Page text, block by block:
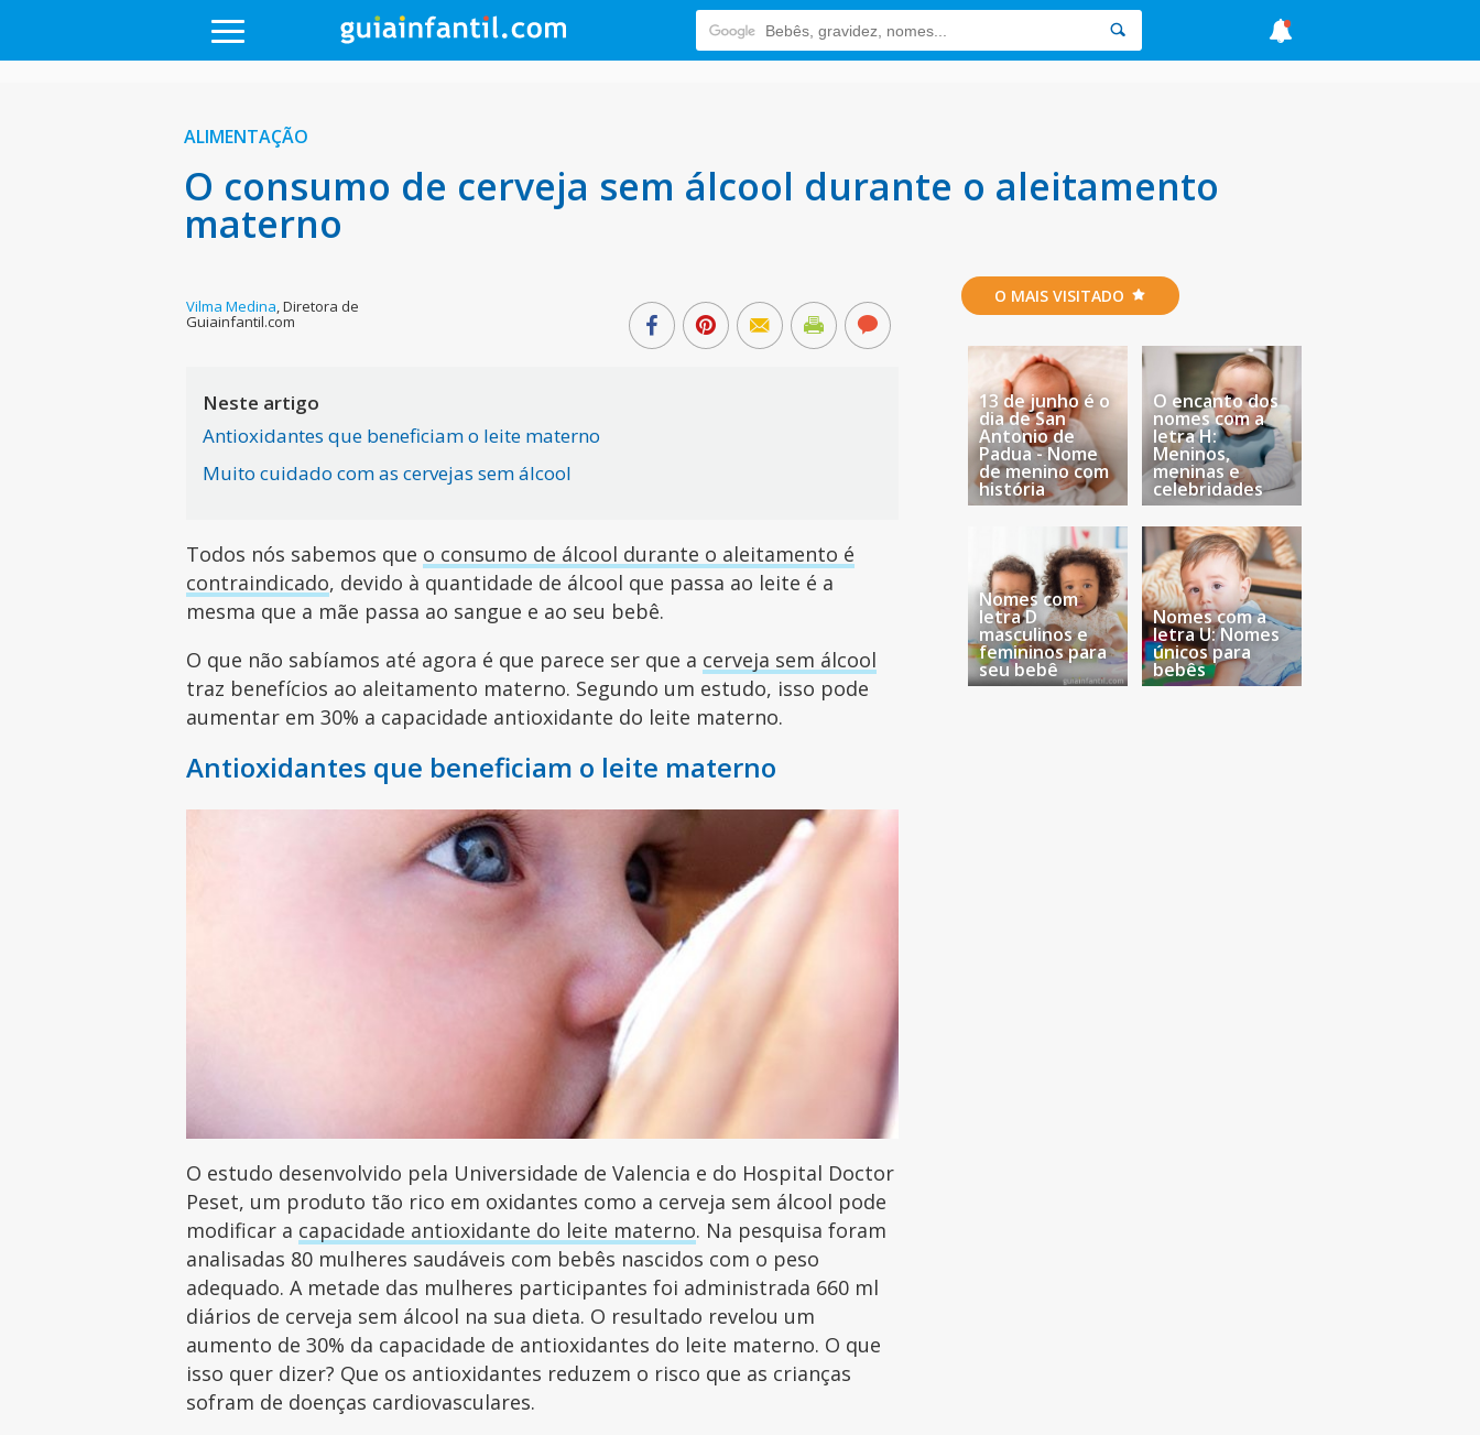
ALIMENTAÇÃO
O consumo de cerveja sem álcool durante o aleitamento
materno
Vilma Medina,Diretora de
Guiainfantil.com
Neste artigo
Antioxidantes que beneficiam o leite materno
Muito cuidado com as cervejas sem álcool
Todos nós sabemos que o consumo de álcool durante o aleitamento é
contraindicado, devido à quantidade de álcool que passa ao leite é a
mesma que a mãe passa ao sangue e ao seu bebê.
O que não sabíamos até agora é que parece ser que a cerveja sem álcool
traz benefícios ao aleitamento materno. Segundo um estudo, isso pode
aumentar em 30% a capacidade antioxidante do leite materno.
Antioxidantes que beneficiam o leite materno
O estudo desenvolvido pela Universidade de Valencia e do Hospital Doctor
Peset, um produto tão rico em oxidantes como a cerveja sem álcool pode
modificar a capacidade antioxidante do leite materno. Na pesquisa foram
analisadas 80 mulheres saudáveis com bebês nascidos com o peso
adequado. A metade das mulheres participantes foi administrada 660 ml
diários de cerveja sem álcool na sua dieta. O resultado revelou um
aumento de 30% da capacidade de antioxidantes do leite materno. O que
isso quer dizer? Que os antioxidantes reduzem o risco que as crianças
sofram de doenças cardiovasculares.
O MAIS VISITADO
13 de junho é o
dia de San
Antonio de
Padua - Nome
de menino com
história
O encanto dos
nomes com a
letra H:
Meninos,
meninas e
celebridades
Nomes com
letra D
masculinos e
femininos para
seu bebê
Nomes com a
letra U: Nomes
únicos para
bebês